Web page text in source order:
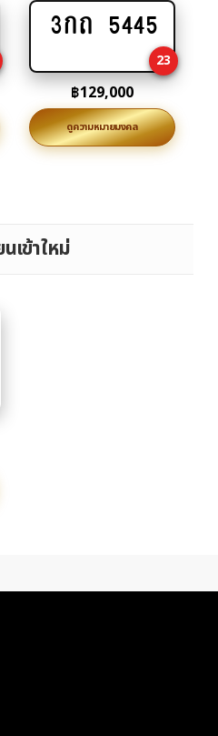
Add
cart
3กถ 5445
23
฿129,000
ดูความหมายมงคล
เข้าใหม่